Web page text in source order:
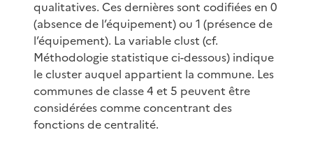
qualitatives. Ces dernières sont codifiées en 0
(absence de l’équipement) ou 1 (présence de
l’équipement). La variable clust (cf.
Méthodologie statistique ci-dessous) indique
le cluster auquel appartient la commune. Les
communes de classe 4 et 5 peuvent être
considérées comme concentrant des
fonctions de centralité.